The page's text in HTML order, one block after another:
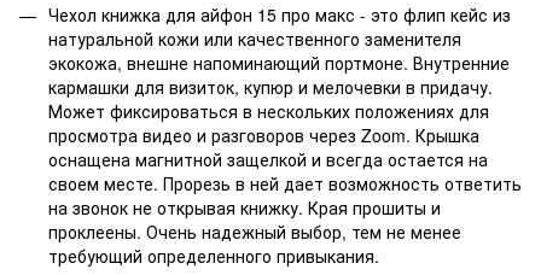
Чехол книжка для айфон 15 про макс - это флип кейс из
натуральной кожи или качественного заменителя
экокожа, внешне напоминающий портмоне. Внутренние
кармашки для визиток, купюр и мелочевки в придачу.
Может фиксироваться в нескольких положениях для
просмотра видео и разговоров через Zoom. Крышка
оснащена магнитной защелкой и всегда остается на
своем месте. Прорезь в ней дает возможность ответить
на звонок не открывая книжку. Края прошиты и
проклеены. Очень надежный выбор, тем не менее
требующий определенного привыкания.